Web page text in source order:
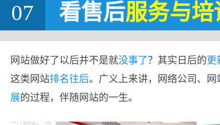
07 看售后服务与培
网站做好了以后并不是就没事了？其实日后的更
这类网站排名往后。广义上来讲，网络公司、
展的过程，伴随网站的一生。